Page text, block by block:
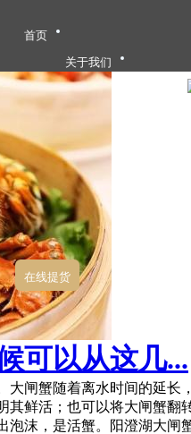
可以从这几...
大闸蟹随着离水时间的延
鲜活；也可以将大闸蟹
泡沫，是活蟹。阳澄湖大
首页
关于我们
在线提货